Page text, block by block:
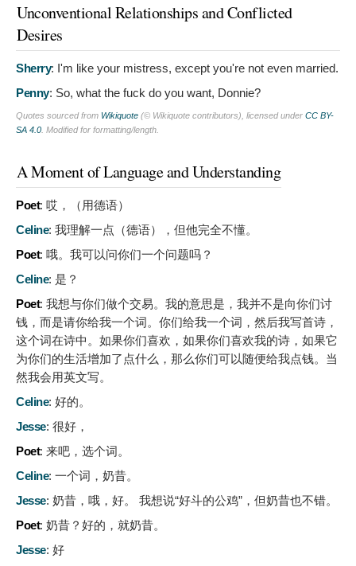
Unconventional Relationships and Conflicted
Desires
Sherry: I'm like your mistress, except you're not even married.
Penny: So, what the fuck do you want, Donnie?
Quotes sourced from Wikiquote (© Wikiquote contributors), licensed under CC BY-
SA 4.0 . Modified for formatting/length.
A Moment of Language and Understanding
Poet: 哎，（用德语）
Celine: 我理解一点（德语），但他完全不懂。
Poet: 哦。我可以问你们一个问题吗？
Celine: 是？
Poet: 我想与你们做个交易。我的意思是，我并不是向你们讨
钱，而是请你给我一个词。你们给我一个词，然后我写首诗，
这个词在诗中。如果你们喜欢，如果你们喜欢我的诗，如果它
为你们的生活增加了点什么，那么你们可以随便给我点钱。当
然我会用英文写。
Celine: 好的。
Jesse: 很好，
Poet: 来吧，选个词。
Celine: 一个词，奶昔。
Jesse: 奶昔，哦，好。 我想说“好斗的公鸡”，但奶昔也不错。
Poet: 奶昔？好的，就奶昔。
Jesse: 好